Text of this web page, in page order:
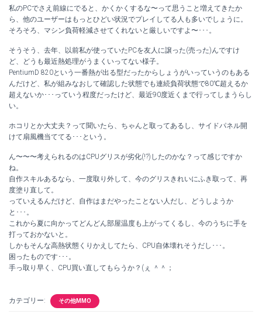
私のPCでさえ前線にでると、かくかくするな〜って思うこと増えてきたか
ら、他のユーザーはもっとひどい状況でプレイしてる人も多いでしょうに。
そろそろ、マシン負荷軽減させてくれないと厳しいですよ〜･･･。
そうそう、去年、以前私が使っていたPCを友人に譲った(売った)んですけ
ど、どうも最近熱処理がうまくいってない様子。
PentiumD 820という一番熱が出る型だったからしょうがいっていうのもある
んだけど、私が組みなおして確認した状態でも連続負荷状態で80℃超えるか
超えないか･･･っていう程度だったけど、最近90度近くまで行ってしまうらし
い。
ホコリとか大丈夫？って聞いたら、ちゃんと取ってあるし、サイドパネル開
けて扇風機当ててる･･･という。
ん〜〜〜考えられるのはCPUグリスが劣化(!?)したのかな？って感じですか
ね。
自作スキルあるなら、一度取り外して、今のグリスきれいにふき取って、再
度塗り直して。
っていえるんだけど、自作はまだやったことない人だし、どうしようか
と･･･。
これから夏に向かってどんどん部屋温度も上がってくるし、今のうちに手を
打っておかないと。
しかもそんな高熱状態くりかえしてたら、CPU自体壊れそうだし･･･。
困ったものです･･･。
手っ取り早く、CPU買い直してもらうか？(ぇ ＾＾；
カテゴリー: その他MMO